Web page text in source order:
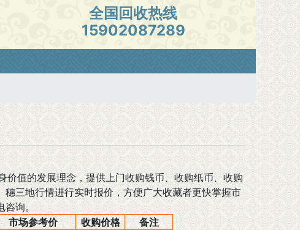
全国回收热线
15902087289
值的发展理念，提供上门收购钱币、收购纸币、收购
三地行情进行实时报价，方便广大收藏者更快掌握市
询。
市场参考价 收购价格
备注